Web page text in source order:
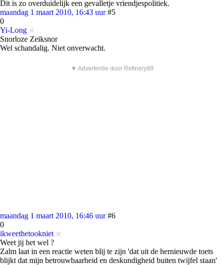
Dit is zo overduidelijk een gevalletje vriendjespolitiek.
maandag 1 maart 2010, 16:43 uur #5
0
Yi-Long
Snorloze Zeiksnor
Wel schandalig. Niet onverwacht.
▼ Advertentie door Refinery89
maandag 1 maart 2010, 16:46 uur #6
0
ikweethetookniet
Weet jij het wel ?
Zalm laat in een reactie weten blij te zijn 'dat uit de hernieuwde toets
blijkt dat mijn betrouwbaarheid en deskundigheid buiten twijfel staan'